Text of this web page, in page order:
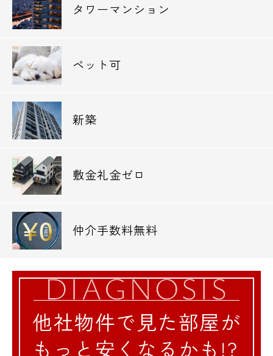
タワーマンション
ペット可
新築
敷金礼金ゼロ
仲介手数料無料